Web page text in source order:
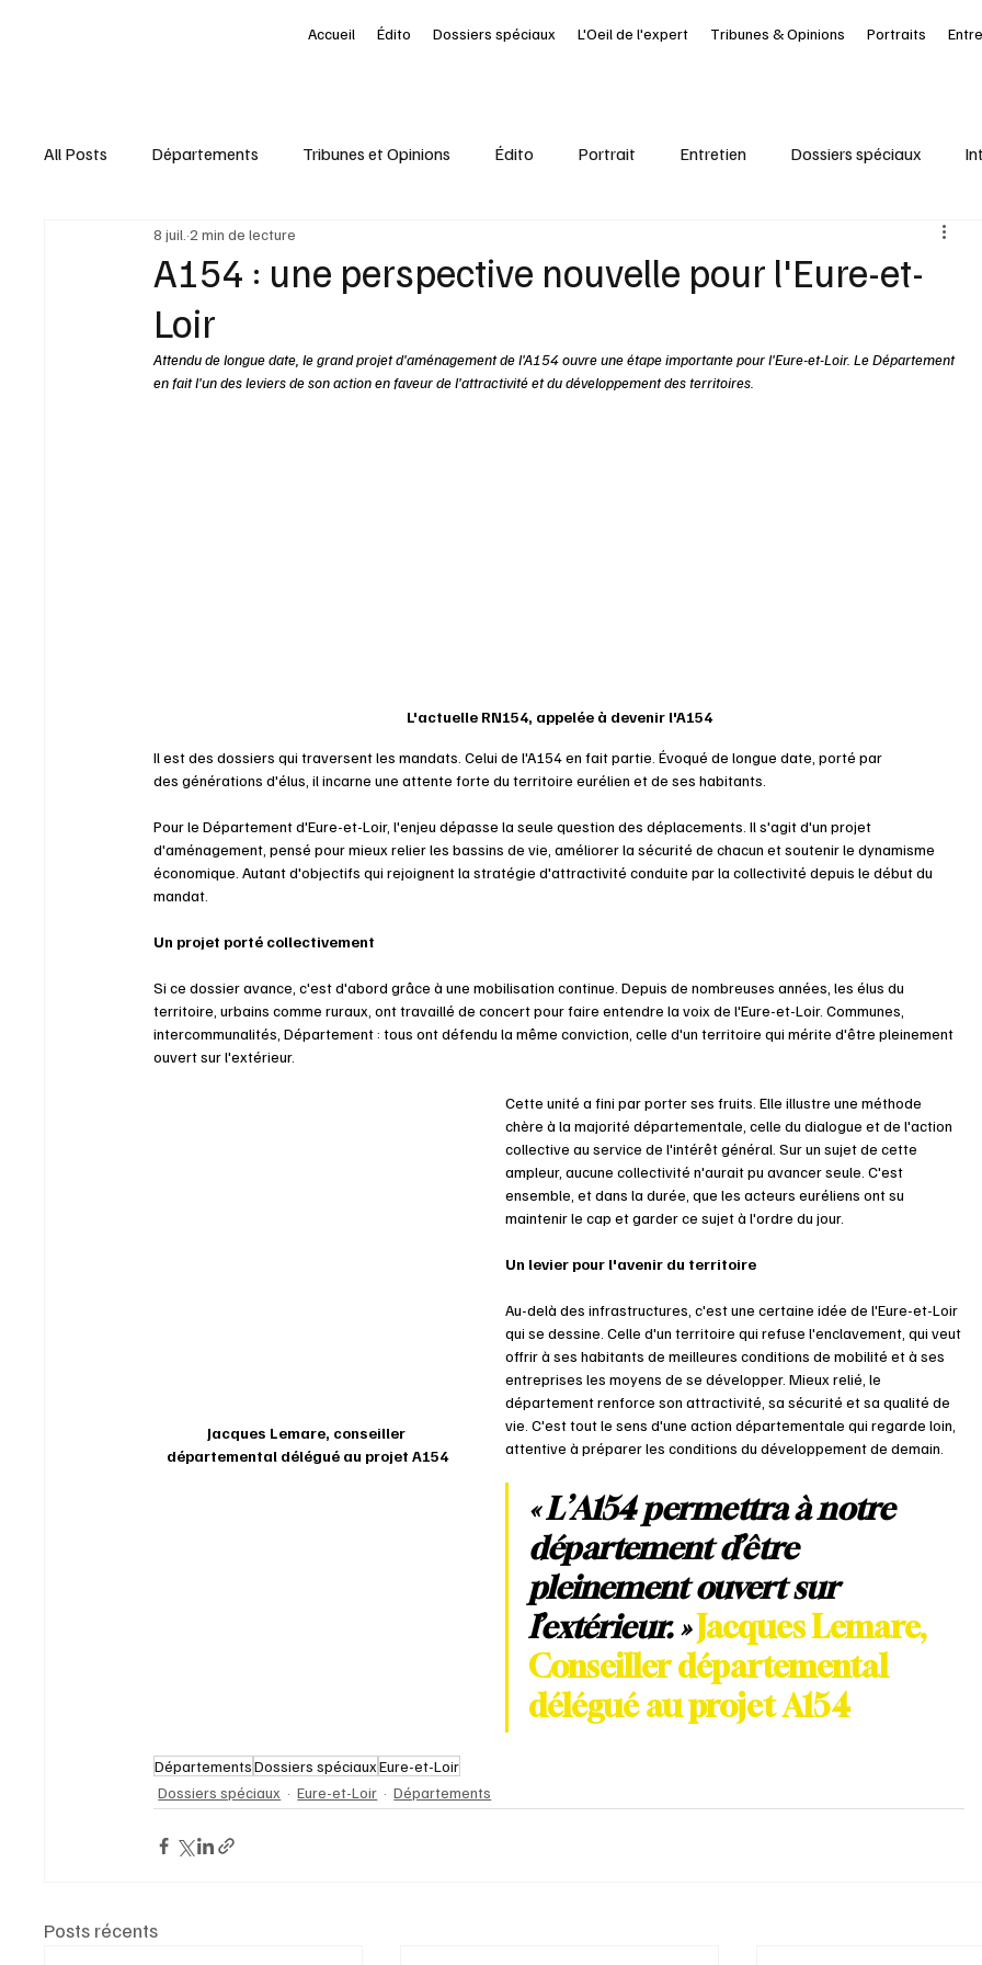
Accueil Édito Dossiers spéciaux L'Oeil de l'expert Tribunes & Opinions Portraits
All Posts Départements Tribunes et Opinions Édito Portrait Entretien Dossiers spéciaux
Nominations Entreprises Kiosque
À la une des Départements
A154 : une perspective nouvelle pour l'Eure-et-
Loir
8 juil. 2 min de lecture
Attendu de longue date, le grand projet d'aménagement de l'A154 ouvre une étape importante pour l'Eure-et-Loir. Le Département
en fait l'un des leviers de son action en faveur de l'attractivité et du développement des territoires.
L'actuelle RN154, appelée à devenir l'A154
Il est des dossiers qui traversent les mandats. Celui de l'A154 en fait partie. Évoqué de longue date, porté par
des générations d'élus, il incarne une attente forte du territoire eurélien et de ses habitants.
Pour le Département d'Eure-et-Loir, l'enjeu dépasse la seule question des déplacements. Il s'agit d'un projet
d'aménagement, pensé pour mieux relier les bassins de vie, améliorer la sécurité de chacun et soutenir le dynamisme
économique. Autant d'objectifs qui rejoignent la stratégie d'attractivité conduite par la collectivité depuis le début du
mandat.
Un projet porté collectivement
Si ce dossier avance, c'est d'abord grâce à une mobilisation continue. Depuis de nombreuses années, les élus du
territoire, urbains comme ruraux, ont travaillé de concert pour faire entendre la voix de l'Eure-et-Loir. Communes,
intercommunalités, Département : tous ont défendu la même conviction, celle d'un territoire qui mérite d'être pleinement
ouvert sur l'extérieur.
Jacques Lemare, conseiller
départemental délégué au projet A154
Cette unité a fini par porter ses fruits. Elle illustre une méthode
chère à la majorité départementale, celle du dialogue et de l'action
collective au service de l'intérêt général. Sur un sujet de cette
ampleur, aucune collectivité n'aurait pu avancer seule. C'est
ensemble, et dans la durée, que les acteurs euréliens ont su
maintenir le cap et garder ce sujet à l'ordre du jour.
Un levier pour l'avenir du territoire
Au-delà des infrastructures, c'est une certaine idée de l'Eure-et-Loir
qui se dessine. Celle d'un territoire qui refuse l'enclavement, qui veut
offrir à ses habitants de meilleures conditions de mobilité et à ses
entreprises les moyens de se développer. Mieux relié, le
département renforce son attractivité, sa sécurité et sa qualité de
vie. C'est tout le sens d'une action départementale qui regarde loin,
attentive à préparer les conditions du développement de demain.
« L’A154 permettra à notre
département d’être
pleinement ouvert sur
l’extérieur. » Jacques Lemare,
Conseiller départemental
délégué au projet A154
DépartementsDossiers spéciauxEure-et-Loir
Dossiers spéciaux
Eure-et-Loir Départements
Posts récents